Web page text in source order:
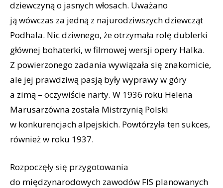
dziewczyną o jasnych włosach. Uważano
ją wówczas za jedną z najurodziwszych dziewcząt
Podhala. Nic dziwnego, że otrzymała rolę dublerki
głównej bohaterki, w filmowej wersji opery Halka.
Z powierzonego zadania wywiązała się znakomicie,
ale jej prawdziwą pasją były wyprawy w góry
a zimą – oczywiście narty. W 1936 roku Helena
Marusarzówna została Mistrzynią Polski
w konkurencjach alpejskich. Powtórzyła ten sukces,
również w roku 1937.
Rozpoczęły się przygotowania
do międzynarodowych zawodów FIS planowanych